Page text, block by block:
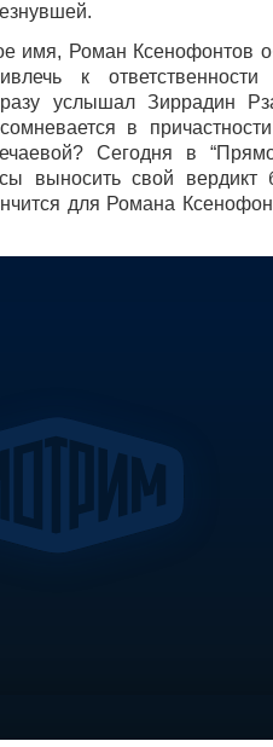
имя, Роман Ксенофонтов
к ответственности
услышал Зиррадин
в
Сегодня в
выносить свой вердикт
для Романа